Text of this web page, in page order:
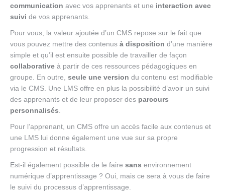
communication avec vos apprenants et une interaction avec
suivi de vos apprenants.
Pour vous, la valeur ajoutée d’un CMS repose sur le fait que
vous pouvez mettre des contenus à disposition d’une manière
simple et qu’il est ensuite possible de travailler de façon
collaborative à partir de ces ressources pédagogiques en
groupe. En outre, seule une version du contenu est modifiable
via le CMS. Une LMS offre en plus la possibilité d’avoir un suivi
des apprenants et de leur proposer des parcours
personnalisés
Pour l’apprenant, un CMS offre un accès facile aux contenus et
une LMS lui donne également une vue sur sa propre
progression et résultats.
Est-il également possible de le faire sans environnement
numérique d’apprentissage ? Oui, mais ce sera à vous de faire
le suivi du processus d’apprentissage.